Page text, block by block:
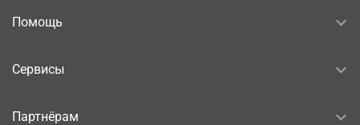
Помощь
Сервисы
Партнёрам